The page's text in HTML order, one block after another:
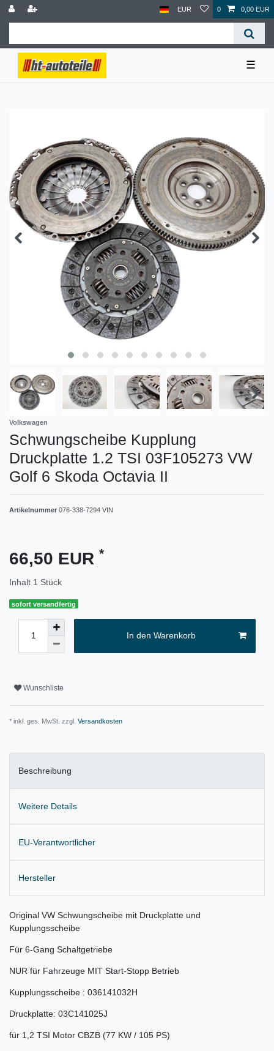
EUR 0 0,00 EUR
☰
Volkswagen
Schwungscheibe Kupplung
Druckplatte 1.2 TSI 03F105273 VW
Golf 6 Skoda Octavia II
Artikelnummer 076-338-7294 VIN
66,50 EUR *
Inhalt 1 Stück
sofort versandfertig
In den Warenkorb
Wunschliste
* inkl. ges. MwSt. zzgl. Versandkosten
Beschreibung
Weitere Details
EU-Verantwortlicher
Hersteller
Original VW Schwungscheibe mit Druckplatte und
Kupplungsscheibe
Für 6-Gang Schaltgetriebe
NUR für Fahrzeuge MIT Start-Stopp Betrieb
Kupplungsscheibe : 036141032H
Druckplatte: 03C141025J
für 1,2 TSI Motor CBZB (77 KW / 105 PS)